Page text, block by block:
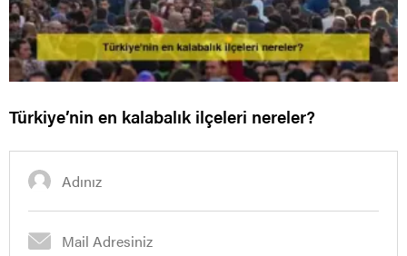
Türkiye’nin en kalabalık ilçeleri nereler?